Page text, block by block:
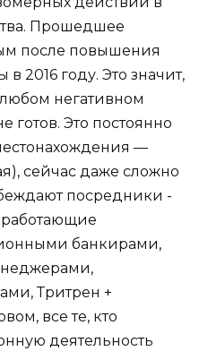
Прошедшее
после повышения
в 2016 году. Это значит,
любом негативном
готов. Это постоянно
—
сейчас даже сложно
посредники -
банкирами,
Тритрен +
все те, кто
деятельность